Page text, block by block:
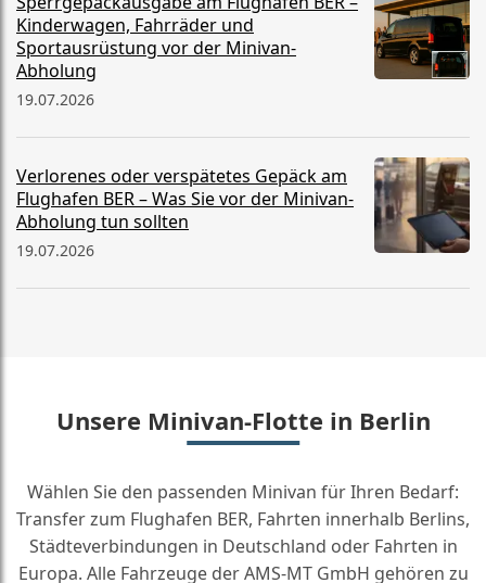
Kinderwagen, Fahrräder und
Sportausrüstung vor der Minivan-
Abholung
19.07.2026
Verlorenes oder verspätetes Gepäck am
Flughafen BER – Was Sie vor der Minivan-
Abholung tun sollten
19.07.2026
Unsere Minivan-Flotte in Berlin
Wählen Sie den passenden Minivan für Ihren Bedarf:
Transfer zum Flughafen BER, Fahrten innerhalb Berlins,
Städteverbindungen in Deutschland oder Fahrten in
Europa. Alle Fahrzeuge der AMS-MT GmbH gehören zu